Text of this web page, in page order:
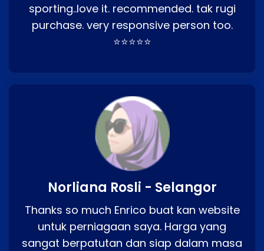
sporting..love it. recommended. tak rugi
purchase. very responsive person too.
⭐⭐⭐⭐⭐
Norliana Rosli - Selangor
Thanks so much Enrico buat kan website
untuk perniagaan saya. Harga yang
sangat berpatutan dan siap dalam masa